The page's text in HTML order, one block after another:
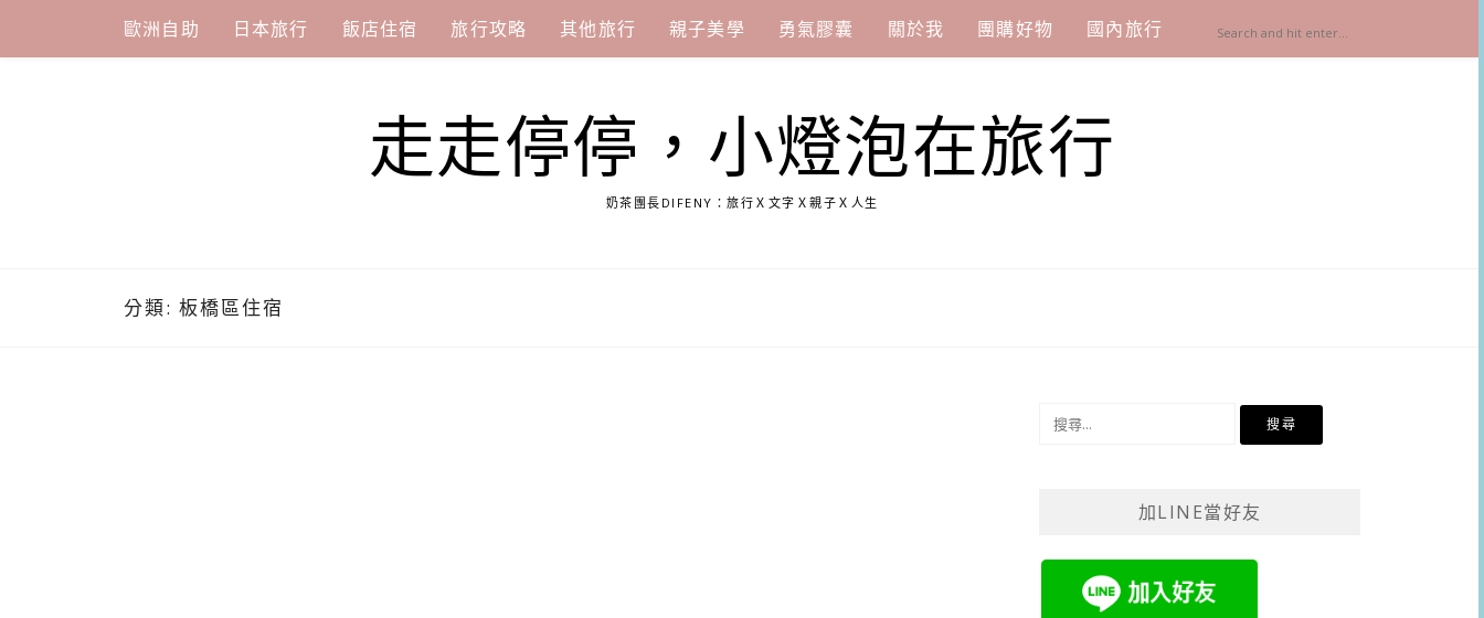
content
歐洲自助 日本旅行 飯店住宿 旅行攻略 其他旅行 親子美學 勇氣膠囊 關於我 團購好物 國內旅行
走走停停，小燈泡在旅行
奶茶團長DIFENY：旅行Ｘ文字Ｘ親子Ｘ人生
分類: 板橋區住宿
加LINE當好友